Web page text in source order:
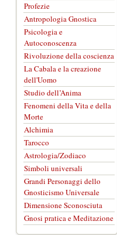
Profezie
Antropologia Gnostica
Psicologia e
Autoconoscenza
Rivoluzione della coscienza
La Cabala e la creazione
dell'Uomo
Studio dell’Anima
Fenomeni della Vita e della
Morte
Alchimia
Tarocco
Astrologia/Zodiaco
Simboli universali
Grandi Personaggi dello
Gnosticismo Universale
Dimensione Sconosciuta
Gnosi pratica e Meditazione